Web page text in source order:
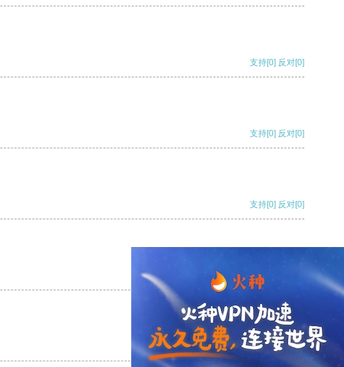
支持[0] 反对[0]
支持[0] 反对[0]
支持[0] 反对[0]
支持
支持[0] 反对[0]